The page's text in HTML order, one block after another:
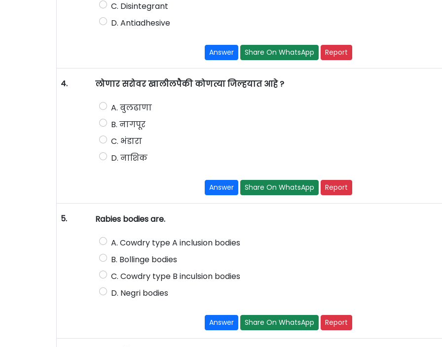
C. Disintegrant
D. Antiadhesive
Answer Share On WhatsApp Report
4. लोणार सरोवर खालीलपैकी कोणत्या जिल्हयात आहे ?
A. बुलढाणा
B. नागपूर
C. भंडारा
D. नाशिक
Answer Share On WhatsApp Report
5. Rabies bodies are.
A. Cowdry type A inclusion bodies
B. Bollinge bodies
C. Cowdry type B inculsion bodies
D. Negri bodies
Answer Share On WhatsApp Report